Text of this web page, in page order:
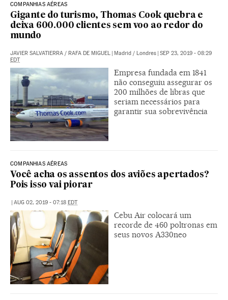
COMPANHIAS AÉREAS
Gigante do turismo, Thomas Cook quebra e
deixa 600.000 clientes sem voo ao redor do
mundo
JAVIER SALVATIERRA / RAFA DE MIGUEL | Madrid / Londres | SEP 23, 2019 - 08:29
EDT
Empresa fundada em 1841
não conseguiu assegurar os
200 milhões de libras que
seriam necessários para
garantir sua sobrevivência
COMPANHIAS AÉREAS
Você acha os assentos dos aviões apertados?
Pois isso vai piorar
AUG 02, 2019 - 07:18 EDT
Cebu Air colocará um
recorde de 460 poltronas em
seus novos A330neo